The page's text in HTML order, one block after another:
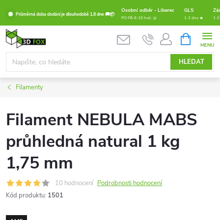
obsah
Průměrná doba dodání je dlouhodobě 1,8 dne 🚚📦
Osobní odběr - Liberec GLS
PO-PÁ 8-16 hod. 🤝 1-2 dny 🔥 1-
HLEDAT
NÁKUPNÍ
KOŠÍK
Filamenty
Filament NEBULA MABS
průhledná natural 1 kg
1,75 mm
10 hodnocení Podrobnosti hodnocení
Kód produktu: 1501